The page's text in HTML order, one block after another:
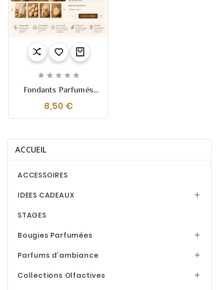
    
Fondants Parfumés
Artisanaux
8,50 €
ACCUEIL
ACCESSOIRES
IDEES CADEAUX 
STAGES
Bougies Parfumées 
Parfums d’ambiance 
Collections Olfactives 